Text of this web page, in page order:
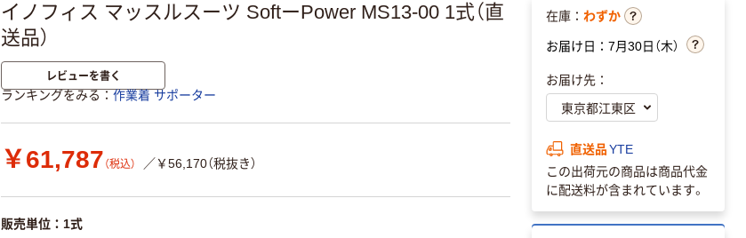
イノフィス マッスルスーツ SoftーPower MS13-00 1式（直
送品）
レビューを書く
ランキングをみる 作業着 サポーター
￥61,787 （税込） ／￥56,170（税抜き）
販売単位：1式
在庫： わずか
お届け日：7月30日（木）
お届け先：
直送品YTE
この出荷元の商品は商品代金
に配送料が含まれています。